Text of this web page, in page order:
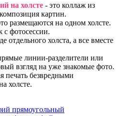
на холсте - это коллаж из
картин.
размещаются на одном холсте.
фотосессии.
отдельного холста, а все вместе
линии-разделители или
взгляд на уже знакомые фото.
печать безвредными
холсте.